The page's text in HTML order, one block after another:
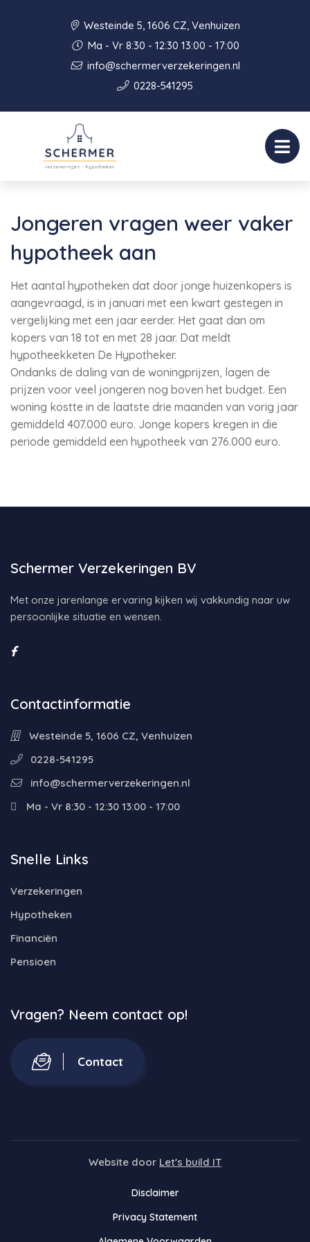
Westeinde 5, 1606 CZ, Venhuizen
Ma - Vr 8:30 - 12:30 13:00 - 17:00
info@schermerverzekeringen.nl
0228-541295
Jongeren vragen weer vaker
hypotheek aan
Het aantal hypotheken dat door jonge huizenkopers is
aangevraagd, is in januari met een kwart gestegen in
vergelijking met een jaar eerder. Het gaat dan om
kopers van 18 tot en met 28 jaar. Dat meldt
hypotheekketen De Hypotheker.
Ondanks de daling van de woningprijzen, lagen de
prijzen voor veel jongeren nog boven het budget. Een
woning kostte in de laatste drie maanden van vorig jaar
gemiddeld 407.000 euro. Jonge kopers kregen in die
periode gemiddeld een hypotheek van 276.000 euro.
Schermer Verzekeringen BV
Met onze jarenlange ervaring kijken wij vakkundig naar uw
persoonlijke situatie en wensen.
Contactinformatie
Westeinde 5, 1606 CZ, Venhuizen
0228-541295
info@schermerverzekeringen.nl
Ma - Vr 8:30 - 12:30 13:00 - 17:00
Snelle Links
Verzekeringen
Hypotheken
Financiën
Pensioen
Vragen? Neem contact op!
Contact
Website door Let's build IT
Disclaimer
Privacy Statement